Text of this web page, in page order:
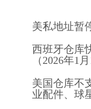
美私地址暂
西班牙仓库
（2026年1
美国仓库不
业配件、球